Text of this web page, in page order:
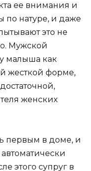
ее внимания и
натуре, и даже
это не
Мужской
малыша как
жесткой форме,
женских
первым в доме, и
этого супруг в